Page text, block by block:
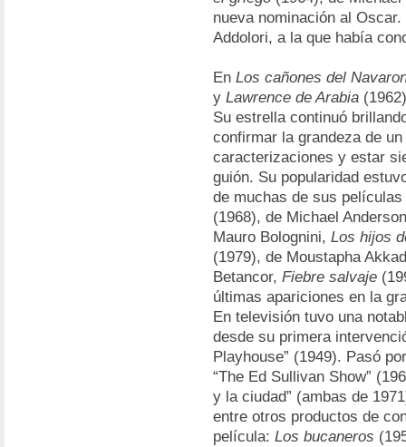
nueva nominación al
Addolori, a la que había
En Los cañones del
y Lawrence de Arabia (1962)
Su estrella continuó
confirmar la grandeza de
caracterizaciones y estar
guión. Su popularidad
de muchas de sus
(1968), de Michael
Mauro Bolognini, Los hijos
(1979), de Moustapha
Betancor, Fiebre salvaje
últimas apariciones en la
En televisión tuvo una
desde su primera
Playhouse” (1949). Pasó
“The Ed Sullivan Show”
y la ciudad” (ambas de
entre otros productos de
película: Los bucaneros